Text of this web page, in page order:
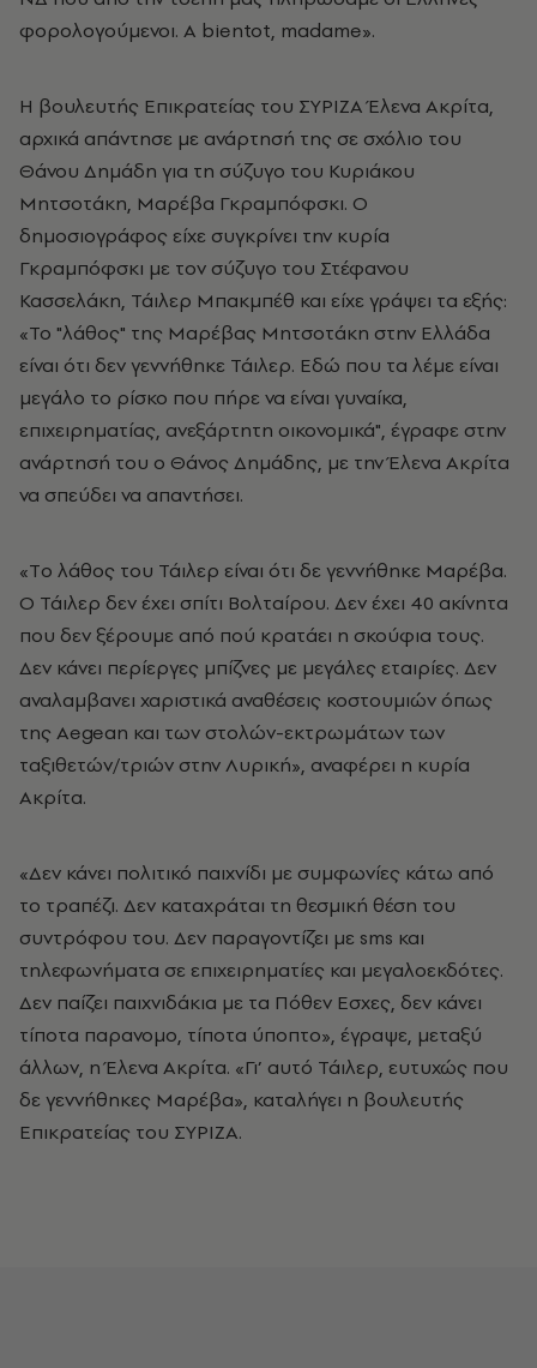
φορολογούμενοι. A bientot, madame».
Η βουλευτής Επικρατείας του ΣΥΡΙΖΑ Έλενα Ακρίτα,
αρχικά απάντησε με ανάρτησή της σε σχόλιο του
Θάνου Δημάδη για τη σύζυγο του Κυριάκου
Μητσοτάκη, Μαρέβα Γκραμπόφσκι. Ο
δημοσιογράφος είχε συγκρίνει την κυρία
Γκραμπόφσκι με τον σύζυγο του Στέφανου
Κασσελάκη, Τάιλερ Μπακμπέθ και είχε γράψει τα εξής:
«Το "λάθος" της Μαρέβας Μητσοτάκη στην Ελλάδα
είναι ότι δεν γεννήθηκε Τάιλερ. Εδώ που τα λέμε είναι
μεγάλο το ρίσκο που πήρε να είναι γυναίκα,
επιχειρηματίας, ανεξάρτητη οικονομικά", έγραφε στην
ανάρτησή του ο Θάνος Δημάδης, με την Έλενα Ακρίτα
να σπεύδει να απαντήσει.
«Tο λάθος του Τάιλερ είναι ότι δε γεννήθηκε Μαρέβα.
Ο Τάιλερ δεν έχει σπίτι Βολταίρου. Δεν έχει 40 ακίνητα
που δεν ξέρουμε από πού κρατάει η σκούφια τους.
Δεν κάνει περίεργες μπίζνες με μεγάλες εταιρίες. Δεν
αναλαμβανει χαριστικά αναθέσεις κοστουμιών όπως
της Aegean και των στολών-εκτρωμάτων των
ταξιθετών/τριών στην Λυρική», αναφέρει η κυρία
Ακρίτα.
«Δεν κάνει πολιτικό παιχνίδι με συμφωνίες κάτω από
το τραπέζι. Δεν καταχράται τη θεσμική θέση του
συντρόφου του. Δεν παραγοντίζει με sms και
τηλεφωνήματα σε επιχειρηματίες και μεγαλοεκδότες.
Δεν παίζει παιχνιδάκια με τα Πόθεν Εσχες, δεν κάνει
τίποτα παρανομο, τίποτα ύποπτο», έγραψε, μεταξύ
άλλων, η Έλενα Ακρίτα. «Γι’ αυτό Τάιλερ, ευτυχώς που
δε γεννήθηκες Μαρέβα», καταλήγει η βουλευτής
Επικρατείας του ΣΥΡΙΖΑ.